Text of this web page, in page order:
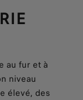
au fur et à
niveau
élevé, des